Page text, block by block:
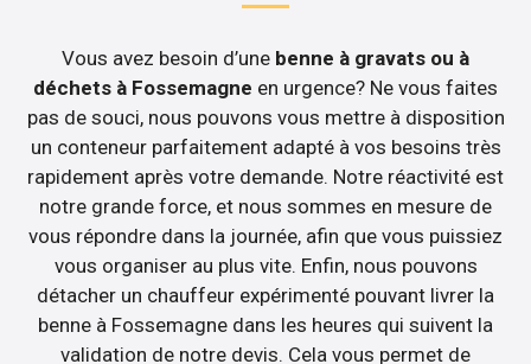
Vous avez besoin d’une benne à gravats ou à
déchets à Fossemagne en urgence? Ne vous faites
pas de souci, nous pouvons vous mettre à disposition
un conteneur parfaitement adapté à vos besoins très
rapidement après votre demande. Notre réactivité est
notre grande force, et nous sommes en mesure de
vous répondre dans la journée, afin que vous puissiez
vous organiser au plus vite. Enfin, nous pouvons
détacher un chauffeur expérimenté pouvant livrer la
benne à Fossemagne dans les heures qui suivent la
validation de notre devis. Cela vous permet de